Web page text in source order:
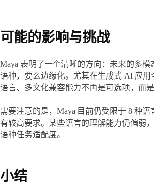
可能的影响与挑战
Maya 表明了一个清晰的方向：未来的多模
语种，要么边缘化。尤其在生成式 AI 应用
语言、多文化兼容能力不再是可选项，而是
需要注意的是，Maya 目前仍受限于 8 种
有较高要求。某些语言的理解能力仍偏弱
语种任务适配度。
小结